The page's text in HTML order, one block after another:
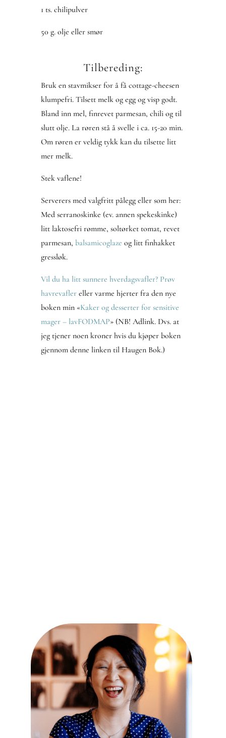
1 ts. chilipulver
50 g. olje eller smør
Tilbereding:
Bruk en stavmikser for å få cottage-cheesen
klumpefri. Tilsett melk og egg og visp godt.
Bland inn mel, finrevet parmesan, chili og til
slutt olje. La røren stå å svelle i ca. 15-20 min.
Om røren er veldig tykk kan du tilsette litt
mer melk.
Stek vaflene!
Serverers med valgfritt pålegg eller som her:
Med serranoskinke (ev. annen spekeskinke)
litt laktosefri rømme, soltørket tomat, revet
parmesan, balsamicoglaze og litt finhakket
gressløk.
Vil du ha litt sunnere hverdagsvafler? Prøv
havrevafler eller varme hjerter fra den nye
boken min «Kaker og desserter for sensitive
mager – lavFODMAP» (NB! Adlink. Dvs. at
jeg tjener noen kroner hvis du kjøper boken
gjennom denne linken til Haugen Bok.)